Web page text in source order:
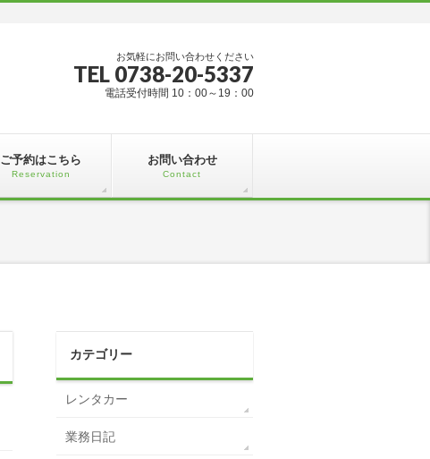
お気軽にお問い合わせください
TEL 0738-20-5337
電話受付時間 10：00～19：00
ご予約はこちら
Reservation
お問い合わせ
Contact
カテゴリー
レンタカー
業務日記